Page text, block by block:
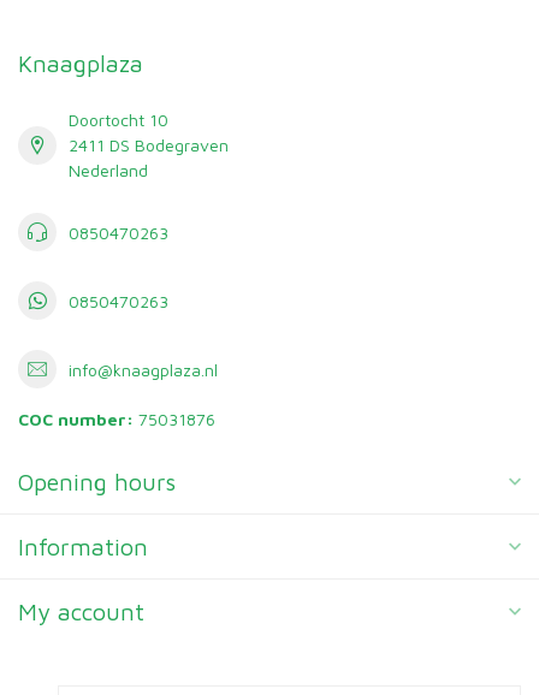
Knaagplaza
Doortocht 10
2411 DS Bodegraven
Nederland
0850470263
0850470263
info@knaagplaza.nl
COC number: 75031876
Opening hours
Information
My account